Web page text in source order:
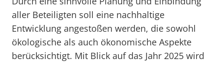
aller Beteiligten soll eine nachhaltige
Entwicklung angestoßen werden, die sowohl
ökologische als auch ökonomische Aspekte
berücksichtigt. Mit Blick auf das Jahr 2025 wird